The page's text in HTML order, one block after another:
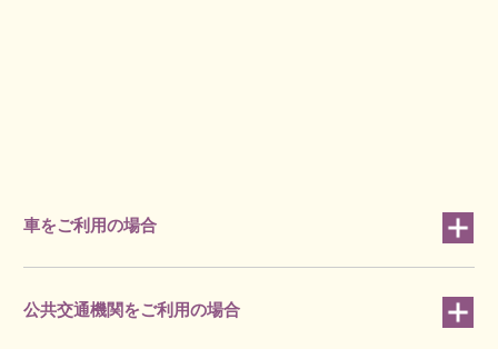
車をご利用の場合
公共交通機関をご利用の場合